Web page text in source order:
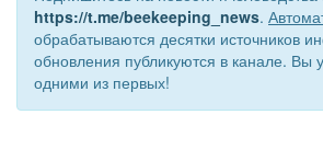
https://t.me/beekeeping_news.
обрабатываются десятки источников
обновления публикуются в канале. Вы
одними из первых!